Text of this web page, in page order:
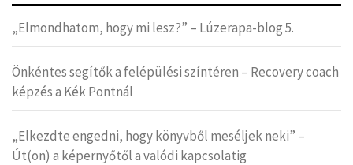
„Elmondhatom, hogy mi lesz?” – Lúzerapa-blog 5.
Önkéntes segítők a felépülési színtéren – Recovery coach
képzés a Kék Pontnál
„Elkezdte engedni, hogy könyvből meséljek neki” –
Út(on) a képernyőtől a valódi kapcsolatig